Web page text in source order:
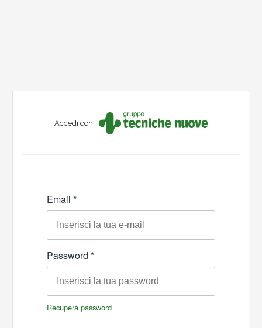
Accedi con